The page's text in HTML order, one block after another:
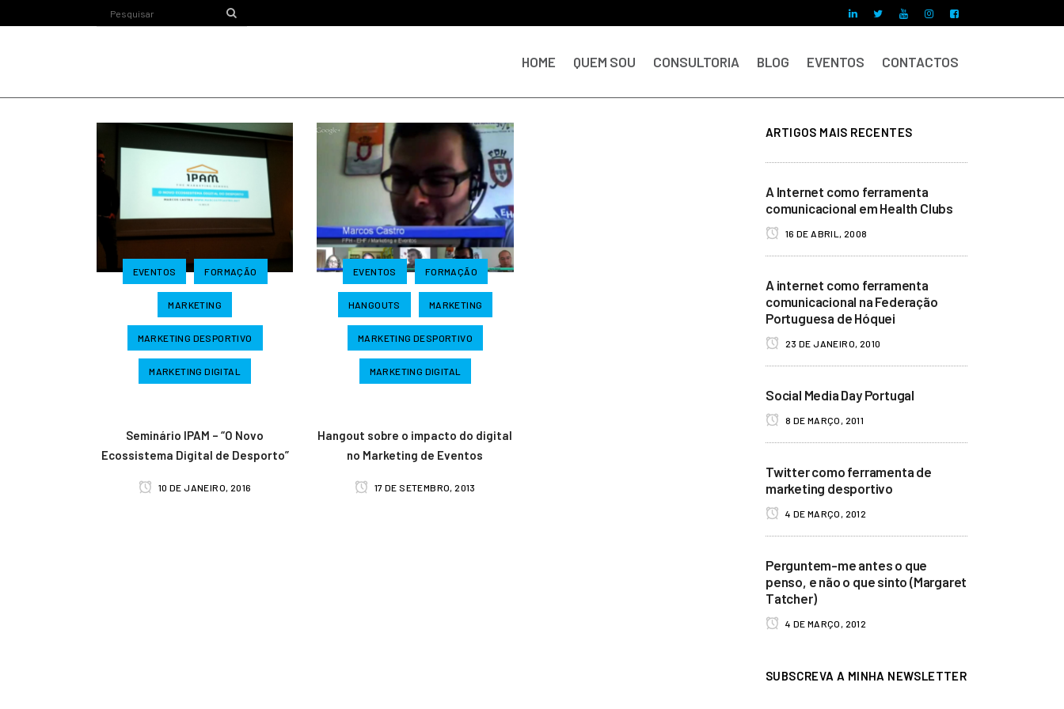
HOME QUEM SOU CONSULTORIA BLOG EVENTOS CONTACTOS
EVENTOS FORMAÇÃO
MARKETING
MARKETING DESPORTIVO
MARKETING DIGITAL
Seminário IPAM – “O Novo
Ecossistema Digital de Desporto”
10 DE JANEIRO, 2016
EVENTOS FORMAÇÃO
HANGOUTS MARKETING
MARKETING DESPORTIVO
MARKETING DIGITAL
Hangout sobre o impacto do digital
no Marketing de Eventos
17 DE SETEMBRO, 2013
ARTIGOS MAIS RECENTES
A Internet como ferramenta
comunicacional em Health Clubs
16 DE ABRIL, 2008
A internet como ferramenta
comunicacional na Federação
Portuguesa de Hóquei
23 DE JANEIRO, 2010
Social Media Day Portugal
8 DE MARÇO, 2011
Twitter como ferramenta de
marketing desportivo
4 DE MARÇO, 2012
Perguntem-me antes o que
penso, e não o que sinto (Margaret
Tatcher)
4 DE MARÇO, 2012
SUBSCREVA A MINHA NEWSLETTER